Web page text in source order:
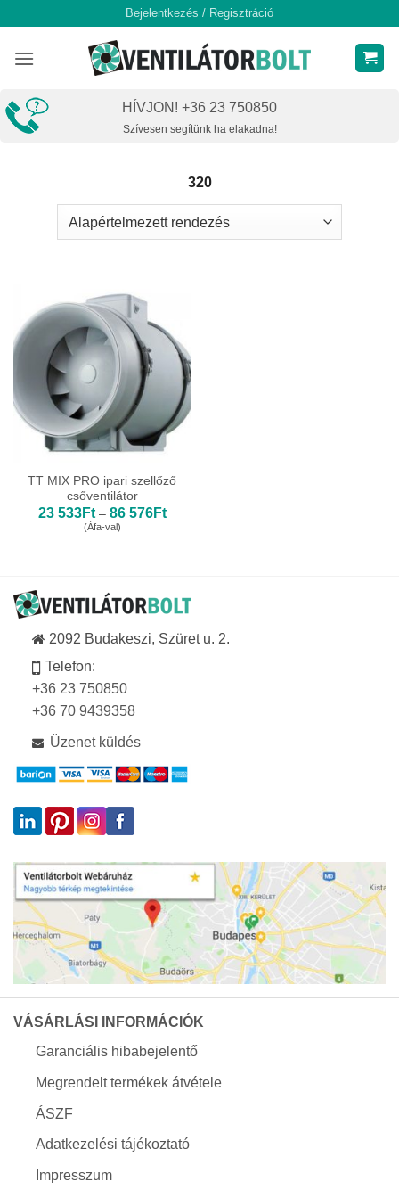
content
Bejelentkezés / Regisztráció
HÍVJON! +36 23 750850
Szívesen segítünk ha elakadna!
320
TT MIX PRO ipari szellőző
csőventilátor
23 533Ft – 86 576FtÁrtartomány:
(Áfa-val)
2092 Budakeszi, Szüret u. 2.
Telefon:
+36 23 750850
+36 70 9439358
Üzenet küldés
VÁSÁRLÁSI INFORMÁCIÓK
Garanciális hibabejelentő
Megrendelt termékek átvétele
ÁSZF
Adatkezelési tájékoztató
Impresszum